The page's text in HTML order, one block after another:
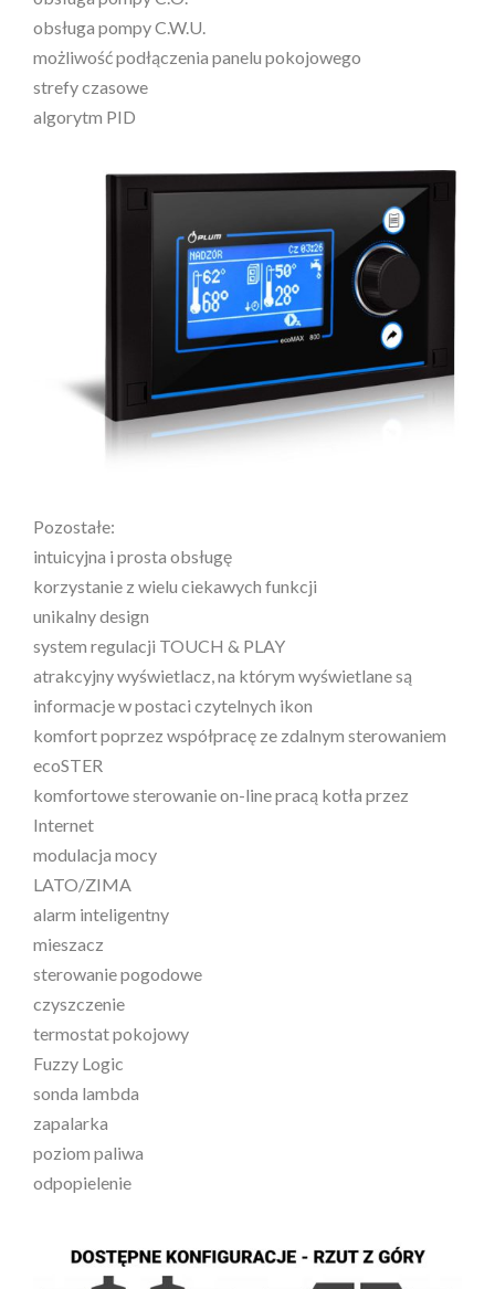
obsługa pompy C.W.U.
możliwość podłączenia panelu pokojowego
strefy czasowe
algorytm PID
Pozostałe:
intuicyjna i prosta obsługę
korzystanie z wielu ciekawych funkcji
unikalny design
system regulacji TOUCH & PLAY
atrakcyjny wyświetlacz, na którym wyświetlane są
informacje w postaci czytelnych ikon
komfort poprzez współpracę ze zdalnym sterowaniem
ecoSTER
komfortowe sterowanie on-line pracą kotła przez
Internet
modulacja mocy
LATO/ZIMA
alarm inteligentny
mieszacz
sterowanie pogodowe
czyszczenie
termostat pokojowy
Fuzzy Logic
sonda lambda
zapalarka
poziom paliwa
odpopielenie